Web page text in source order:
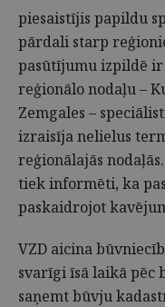
piesaistījis papildu
pārdali starp
pasūtījumu izpildē
reģionālo nodaļu –
Zemgales –
izraisīja nelielus
reģionālajās
tiek informēti, ka
paskaidrojot
VZD aicina
svarīgi īsā laikā pēc
saņemt būvju